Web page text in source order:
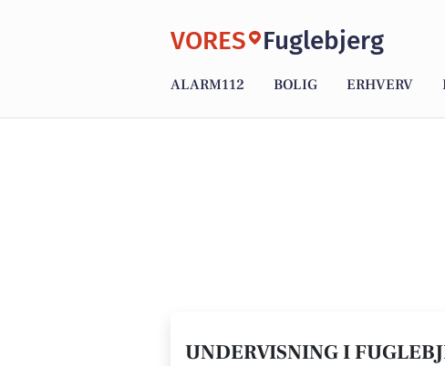
VORES Fuglebjerg
ALARM112 BOLIG ERHVERV
UNDERVISNING I